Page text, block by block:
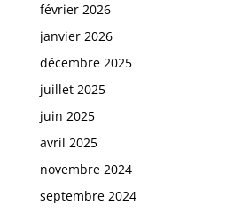
février 2026
janvier 2026
décembre 2025
juillet 2025
juin 2025
avril 2025
novembre 2024
septembre 2024